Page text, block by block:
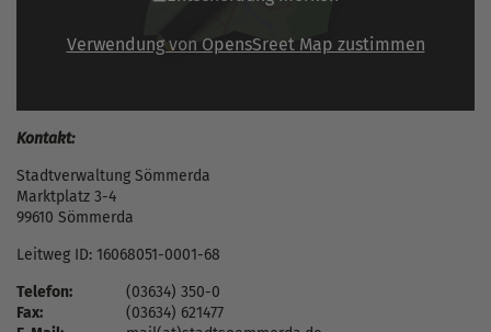
Verwendung von OpensSreet Map zustimmen
Kontakt:
Stadtverwaltung Sömmerda
Marktplatz 3-4
99610 Sömmerda
Leitweg ID: 16068051-0001-68
Telefon:
(03634) 350-0
Fax:
(03634) 621477